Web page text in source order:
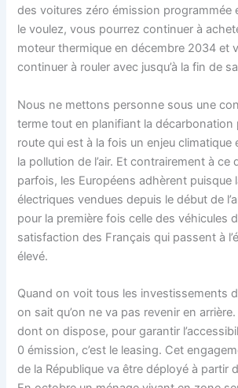
des voitures zéro émission programmée
le voulez, vous pourrez continuer à
moteur thermique en décembre 2034 et
continuer à rouler avec jusqu’à la fin de
Nous ne mettons personne sous une
terme tout en planifiant la décarbonation
route qui est à la fois un enjeu climatique
la pollution de l’air. Et contrairement à ce
parfois, les Européens adhèrent puisque
électriques vendues depuis le début de
pour la première fois celle des véhicules
satisfaction des Français qui passent à
élevé.
Quand on voit tous les investissements
on sait qu’on ne va pas revenir en arrière.
dont on dispose, pour garantir
0 émission, c’est le leasing. Cet
de la République va être déployé à partir